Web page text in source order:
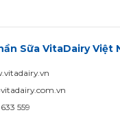
Sữa VitaDairy Việt
559